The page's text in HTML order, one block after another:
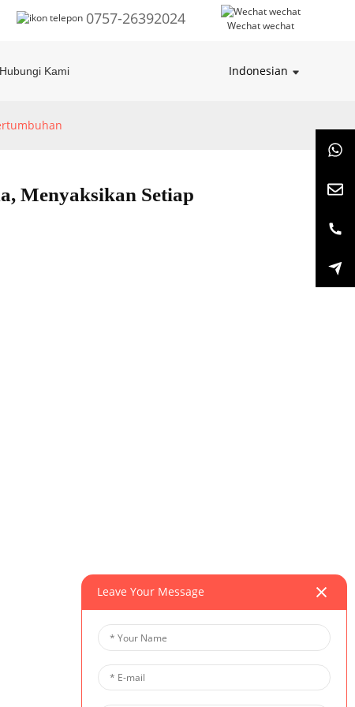
0757-26392024 Wechat wechat
Hubungi Kami Indonesian
Menyaksikan Setiap
Leave Your Message